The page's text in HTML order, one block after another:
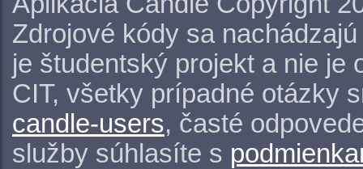
Zdrojové kódy sa
je študentský projekt a nie je
CIT, všetky prípadné otázky
candle-users, časté
služby súhlasíte s